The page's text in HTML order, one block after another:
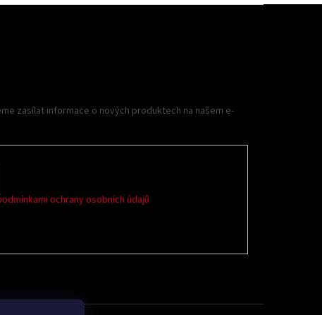
zasílat informace o nových produktech na našem e-
ochrany osobních údajů